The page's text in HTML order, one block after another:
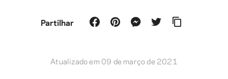
Partilhar
Atualizado em 09 de março de 2021